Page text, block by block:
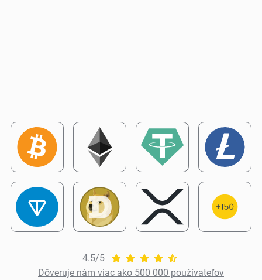
4.5/5
Dôveruje nám viac ako 500 000 používateľov